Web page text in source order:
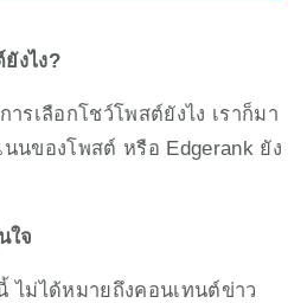
งไง?
รเลือกโชว์โพสต์ยังไง เราก็มา
นของโพสต์ หรือ Edgerank ยัง
ใจ
ไม่ได้หมายถึงคอนเทนต์ข่าว